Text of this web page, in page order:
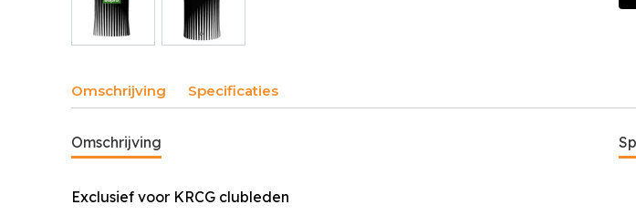
Omschrijving Specificaties
Omschrijving
Exclusief voor KRCG clubleden